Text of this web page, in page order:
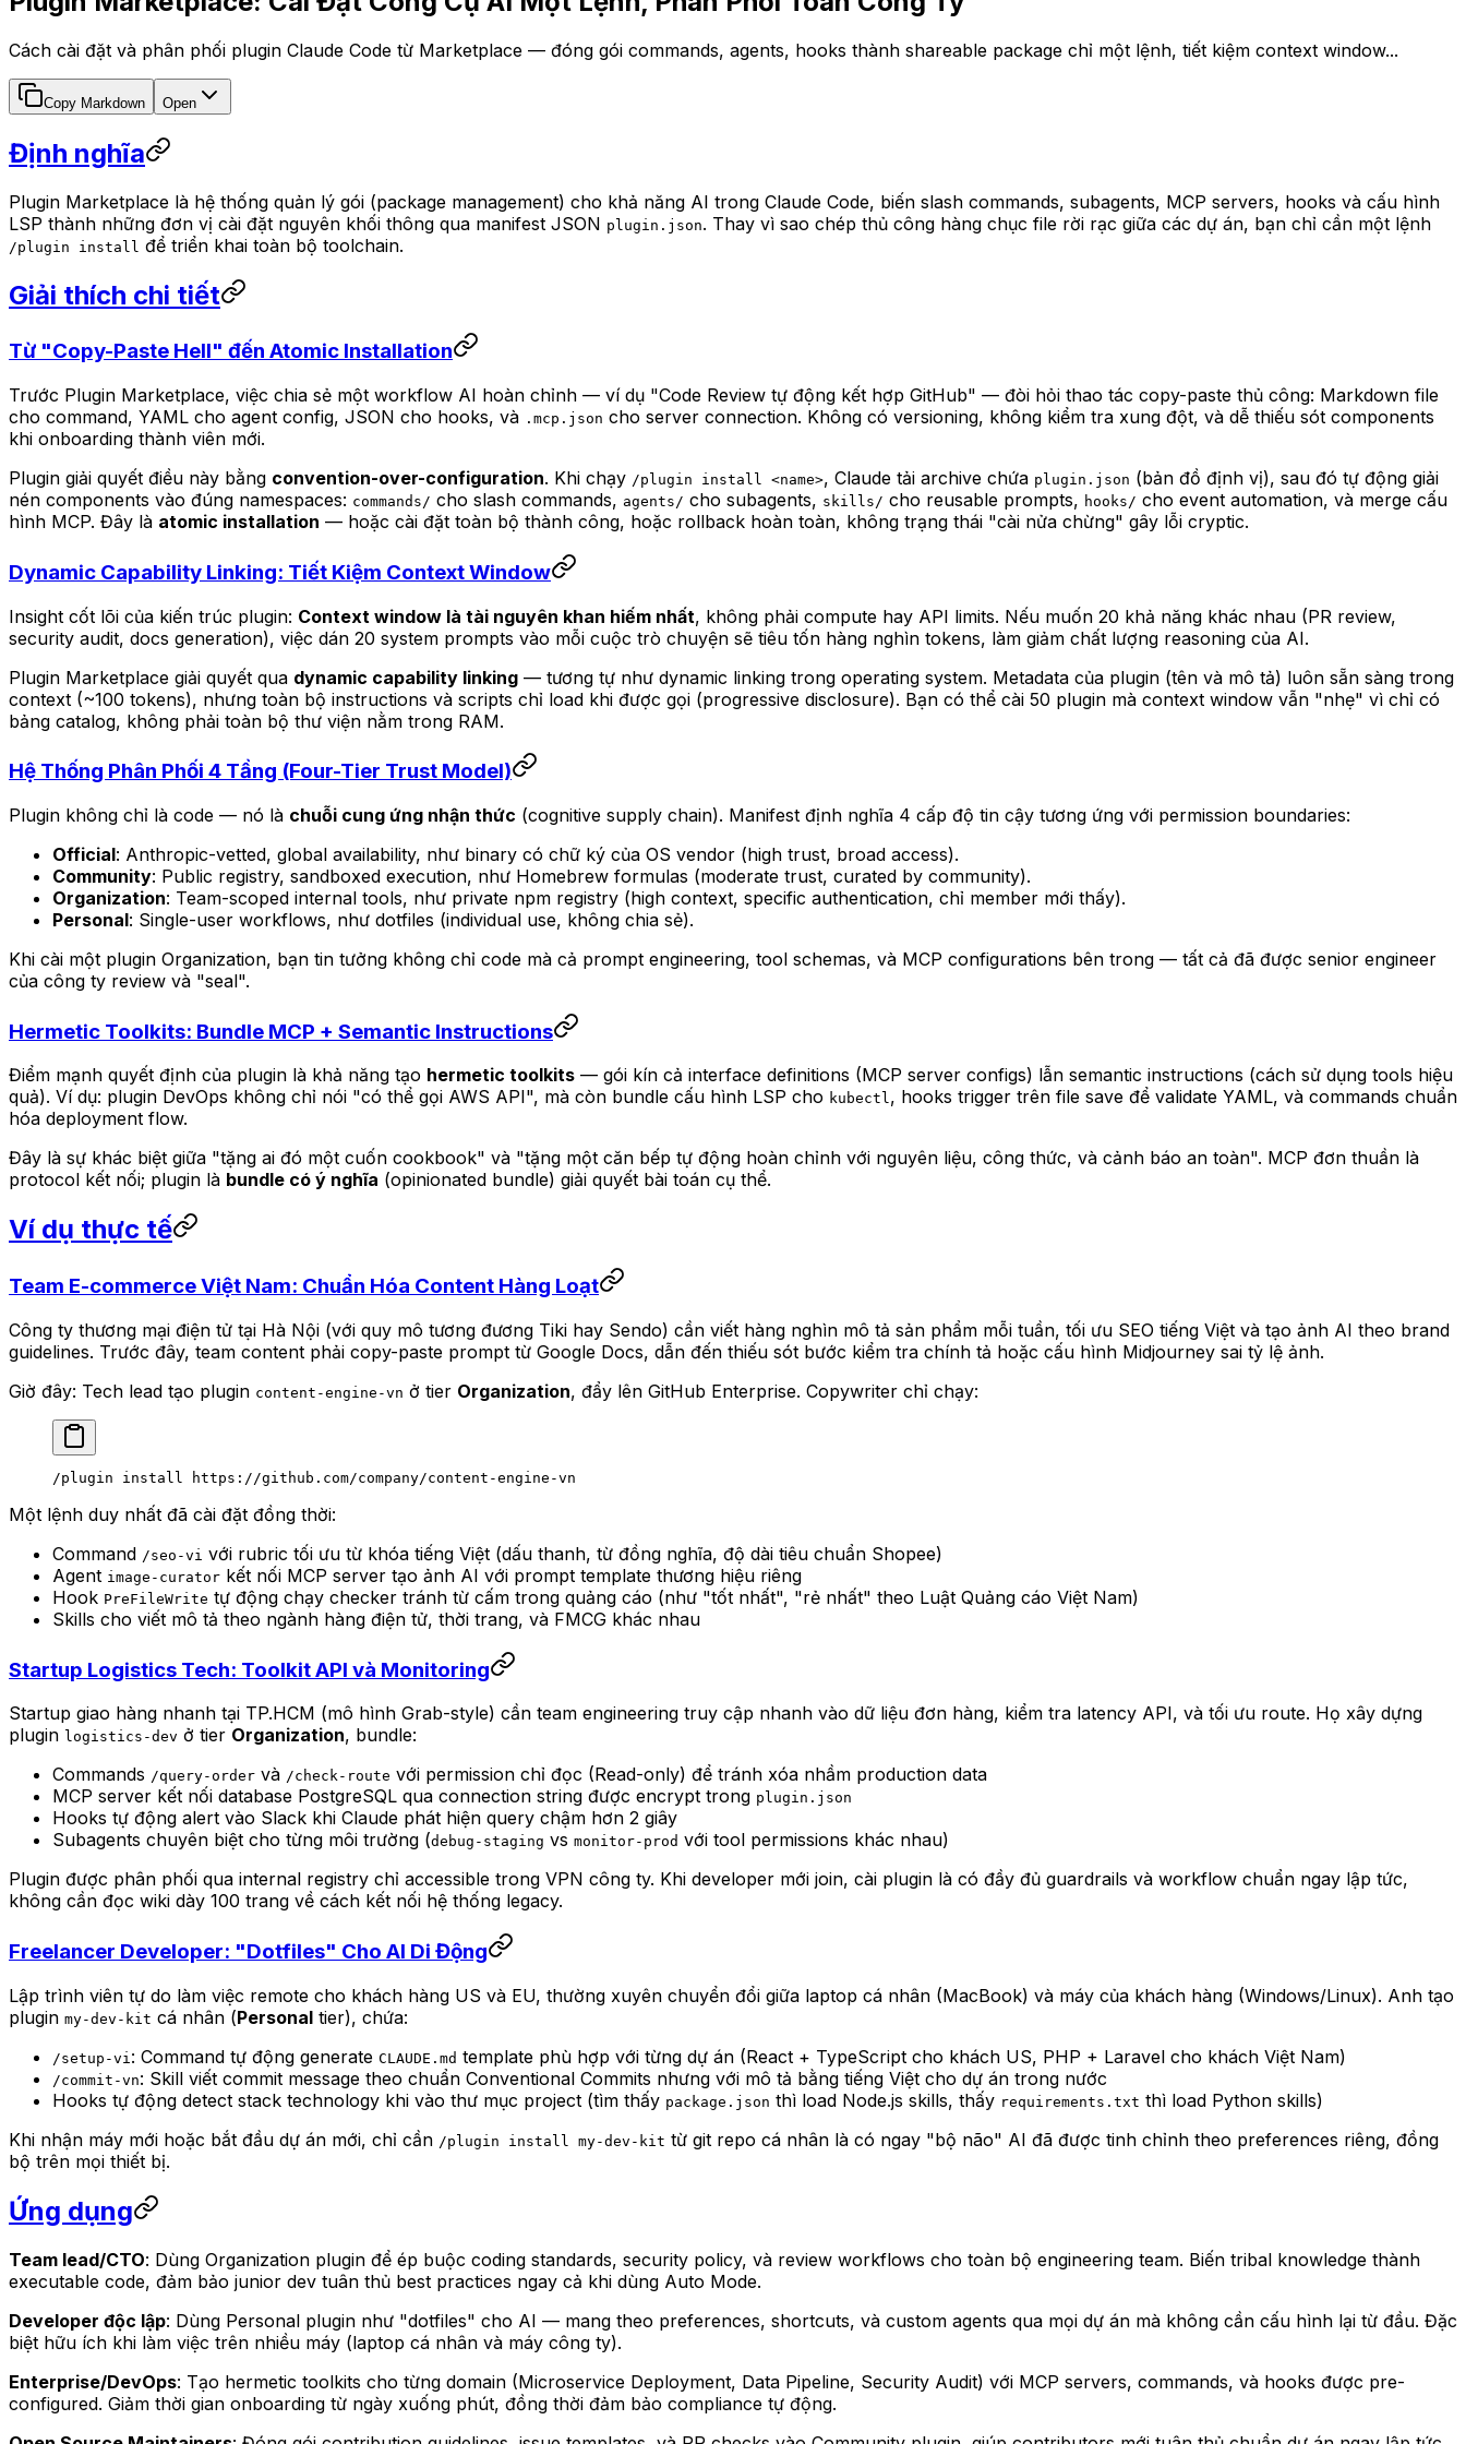
Cách cài đặt và phân phối plugin Claude Code từ Marketplace — đóng gói commands, agents, hooks thành shareable package chỉ một lệnh, tiết kiệm context window...
Copy Markdown Open
Định nghĩa
Plugin Marketplace là hệ thống quản lý gói (package management) cho khả năng AI trong Claude Code, biến slash commands, subagents, MCP servers, hooks và cấu hình
LSP thành những đơn vị cài đặt nguyên khối thông qua manifest JSON plugin.json. Thay vì sao chép thủ công hàng chục file rời rạc giữa các dự án, bạn chỉ cần một lệnh
/plugin install để triển khai toàn bộ toolchain.
Giải thích chi tiết
Từ "Copy-Paste Hell" đến Atomic Installation
Trước Plugin Marketplace, việc chia sẻ một workflow AI hoàn chỉnh — ví dụ "Code Review tự động kết hợp GitHub" — đòi hỏi thao tác copy-paste thủ công: Markdown file
cho command, YAML cho agent config, JSON cho hooks, và .mcp.json cho server connection. Không có versioning, không kiểm tra xung đột, và dễ thiếu sót components
khi onboarding thành viên mới.
Plugin giải quyết điều này bằng convention-over-configuration. Khi chạy /plugin install <name>, Claude tải archive chứa plugin.json (bản đồ định vị), sau đó tự động giải
nén components vào đúng namespaces: commands/ cho slash commands, agents/ cho subagents, skills/ cho reusable prompts, hooks/ cho event automation, và merge cấu
hình MCP. Đây là atomic installation — hoặc cài đặt toàn bộ thành công, hoặc rollback hoàn toàn, không trạng thái "cài nửa chừng" gây lỗi cryptic.
Dynamic Capability Linking: Tiết Kiệm Context Window
Insight cốt lõi của kiến trúc plugin: Context window là tài nguyên khan hiếm nhất, không phải compute hay API limits. Nếu muốn 20 khả năng khác nhau (PR review,
security audit, docs generation), việc dán 20 system prompts vào mỗi cuộc trò chuyện sẽ tiêu tốn hàng nghìn tokens, làm giảm chất lượng reasoning của AI.
Plugin Marketplace giải quyết qua dynamic capability linking — tương tự như dynamic linking trong operating system. Metadata của plugin (tên và mô tả) luôn sẵn sàng trong
context (~100 tokens), nhưng toàn bộ instructions và scripts chỉ load khi được gọi (progressive disclosure). Bạn có thể cài 50 plugin mà context window vẫn "nhẹ" vì chỉ có
bảng catalog, không phải toàn bộ thư viện nằm trong RAM.
Hệ Thống Phân Phối 4 Tầng (Four-Tier Trust Model)
Plugin không chỉ là code — nó là chuỗi cung ứng nhận thức (cognitive supply chain). Manifest định nghĩa 4 cấp độ tin cậy tương ứng với permission boundaries:
Official: Anthropic-vetted, global availability, như binary có chữ ký của OS vendor (high trust, broad access).
Community: Public registry, sandboxed execution, như Homebrew formulas (moderate trust, curated by community).
Organization: Team-scoped internal tools, như private npm registry (high context, specific authentication, chỉ member mới thấy).
Personal: Single-user workflows, như dotfiles (individual use, không chia sẻ).
Khi cài một plugin Organization, bạn tin tưởng không chỉ code mà cả prompt engineering, tool schemas, và MCP configurations bên trong — tất cả đã được senior engineer
của công ty review và "seal".
Hermetic Toolkits: Bundle MCP + Semantic Instructions
Điểm mạnh quyết định của plugin là khả năng tạo hermetic toolkits — gói kín cả interface definitions (MCP server configs) lẫn semantic instructions (cách sử dụng tools hiệu
quả). Ví dụ: plugin DevOps không chỉ nói "có thể gọi AWS API", mà còn bundle cấu hình LSP cho kubectl, hooks trigger trên file save để validate YAML, và commands chuẩn
hóa deployment flow.
Đây là sự khác biệt giữa "tặng ai đó một cuốn cookbook" và "tặng một căn bếp tự động hoàn chỉnh với nguyên liệu, công thức, và cảnh báo an toàn". MCP đơn thuần là
protocol kết nối; plugin là bundle có ý nghĩa (opinionated bundle) giải quyết bài toán cụ thể.
Ví dụ thực tế
Team E-commerce Việt Nam: Chuẩn Hóa Content Hàng Loạt
Công ty thương mại điện tử tại Hà Nội (với quy mô tương đương Tiki hay Sendo) cần viết hàng nghìn mô tả sản phẩm mỗi tuần, tối ưu SEO tiếng Việt và tạo ảnh AI theo brand
guidelines. Trước đây, team content phải copy-paste prompt từ Google Docs, dẫn đến thiếu sót bước kiểm tra chính tả hoặc cấu hình Midjourney sai tỷ lệ ảnh.
Giờ đây: Tech lead tạo plugin content-engine-vn ở tier Organization, đẩy lên GitHub Enterprise. Copywriter chỉ chạy:
/plugin install https://github.com/company/content-engine-vn
Một lệnh duy nhất đã cài đặt đồng thời:
Command /seo-vi với rubric tối ưu từ khóa tiếng Việt (dấu thanh, từ đồng nghĩa, độ dài tiêu chuẩn Shopee)
Agent image-curator kết nối MCP server tạo ảnh AI với prompt template thương hiệu riêng
Hook PreFileWrite tự động chạy checker tránh từ cấm trong quảng cáo (như "tốt nhất", "rẻ nhất" theo Luật Quảng cáo Việt Nam)
Skills cho viết mô tả theo ngành hàng điện tử, thời trang, và FMCG khác nhau
Startup Logistics Tech: Toolkit API và Monitoring
Startup giao hàng nhanh tại TP.HCM (mô hình Grab-style) cần team engineering truy cập nhanh vào dữ liệu đơn hàng, kiểm tra latency API, và tối ưu route. Họ xây dựng
plugin logistics-dev ở tier Organization, bundle:
Commands /query-order và /check-route với permission chỉ đọc (Read-only) để tránh xóa nhầm production data
MCP server kết nối database PostgreSQL qua connection string được encrypt trong plugin.json
Hooks tự động alert vào Slack khi Claude phát hiện query chậm hơn 2 giây
Subagents chuyên biệt cho từng môi trường (debug-staging vs monitor-prod với tool permissions khác nhau)
Plugin được phân phối qua internal registry chỉ accessible trong VPN công ty. Khi developer mới join, cài plugin là có đầy đủ guardrails và workflow chuẩn ngay lập tức,
không cần đọc wiki dày 100 trang về cách kết nối hệ thống legacy.
Freelancer Developer: "Dotfiles" Cho AI Di Động
Lập trình viên tự do làm việc remote cho khách hàng US và EU, thường xuyên chuyển đổi giữa laptop cá nhân (MacBook) và máy của khách hàng (Windows/Linux). Anh tạo
plugin my-dev-kit cá nhân (Personal tier), chứa:
/setup-vi : Command tự động generate CLAUDE.md template phù hợp với từng dự án (React + TypeScript cho khách US, PHP + Laravel cho khách Việt Nam)
/commit-vn: Skill viết commit message theo chuẩn Conventional Commits nhưng với mô tả bằng tiếng Việt cho dự án trong nước
Hooks tự động detect stack technology khi vào thư mục project (tìm thấy package.json thì load Node.js skills, thấy requirements.txt thì load Python skills)
Khi nhận máy mới hoặc bắt đầu dự án mới, chỉ cần /plugin install my-dev-kit từ git repo cá nhân là có ngay "bộ não" AI đã được tinh chỉnh theo preferences riêng, đồng
bộ trên mọi thiết bị.
Ứng dụng
Team lead/CTO: Dùng Organization plugin để ép buộc coding standards, security policy, và review workflows cho toàn bộ engineering team. Biến tribal knowledge thành
executable code, đảm bảo junior dev tuân thủ best practices ngay cả khi dùng Auto Mode.
Developer độc lập: Dùng Personal plugin như "dotfiles" cho AI — mang theo preferences, shortcuts, và custom agents qua mọi dự án mà không cần cấu hình lại từ đầu. Đặc
biệt hữu ích khi làm việc trên nhiều máy (laptop cá nhân và máy công ty).
Enterprise/DevOps: Tạo hermetic toolkits cho từng domain (Microservice Deployment, Data Pipeline, Security Audit) với MCP servers, commands, và hooks được pre-
configured. Giảm thời gian onboarding từ ngày xuống phút, đồng thời đảm bảo compliance tự động.